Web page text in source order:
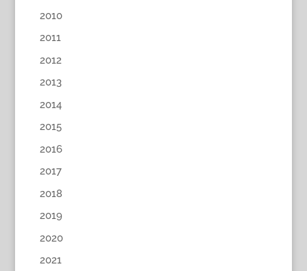
2010
2011
2012
2013
2014
2015
2016
2017
2018
2019
2020
2021